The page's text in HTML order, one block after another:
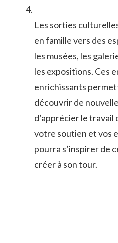
Les sorties
en famille vers des
les musées, les
les expositions.⁢ Ces
enrichissants⁢
‌découvrir de
d’apprécier⁢ le travail‍
votre soutien et vos
⁤pourra s’inspirer de
créer à son ⁣tour.